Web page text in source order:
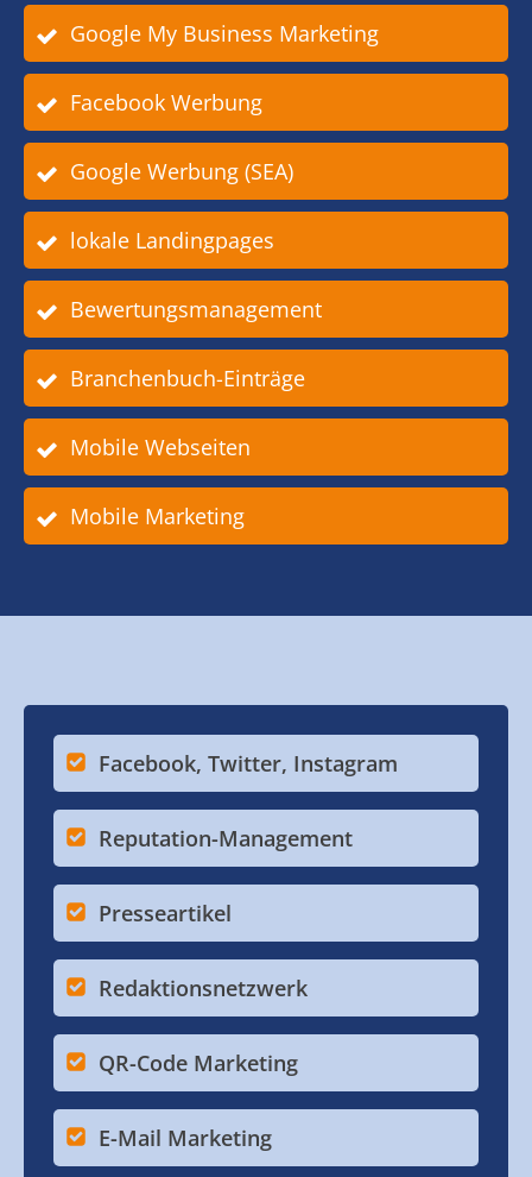
Google My Business Marketing
Facebook Werbung
Google Werbung (SEA)
lokale Landingpages
Bewertungsmanagement
Branchenbuch-Einträge
Mobile Webseiten
Mobile Marketing
Facebook, Twitter, Instagram
Reputation-Management
Presseartikel
Redaktionsnetzwerk
QR-Code Marketing
E-Mail Marketing